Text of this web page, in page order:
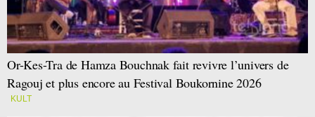
Or-Kes-Tra de Hamza Bouchnak fait revivre l’univers de
Ragouj et plus encore au Festival Boukornine 2026
KULT